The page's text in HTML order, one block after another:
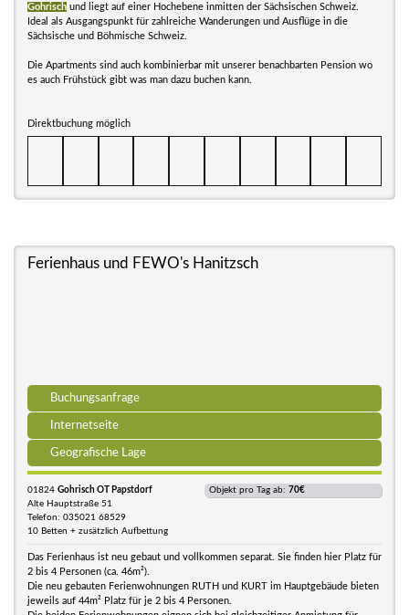
Gohrisch und liegt auf einer Hochebene inmitten der Sächsischen Schweiz.
Ideal als Ausgangspunkt für zahlreiche Wanderungen und Ausflüge in die
Sächsische und Böhmische Schweiz.
Die Apartments sind auch kombinierbar mit unserer benachbarten Pension wo
es auch Frühstück gibt was man dazu buchen kann.
Direktbuchung möglich
Ferienhaus und FEWO's Hanitzsch
Buchungsanfrage
Internetseite
Geografische Lage
01824 Gohrisch OT Papstdorf
Alte Hauptstraße 51
Telefon: 035021 68529
10 Betten + zusätzlich Aufbettung
Objekt pro Tag ab: 70€
Das Ferienhaus ist neu gebaut und vollkommen separat. Sie finden hier Platz für
2 bis 4 Personen (ca. 46m²).
Die neu gebauten Ferienwohnungen RUTH und KURT im Hauptgebäude bieten
jeweils auf 44m² Platz für je 2 bis 4 Personen.